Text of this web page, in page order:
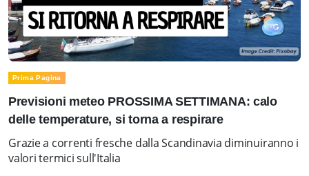
Prima Pagina
Previsioni meteo PROSSIMA SETTIMANA: calo
delle temperature, si torna a respirare
Grazie a correnti fresche dalla Scandinavia diminuiranno i
valori termici sull'Italia